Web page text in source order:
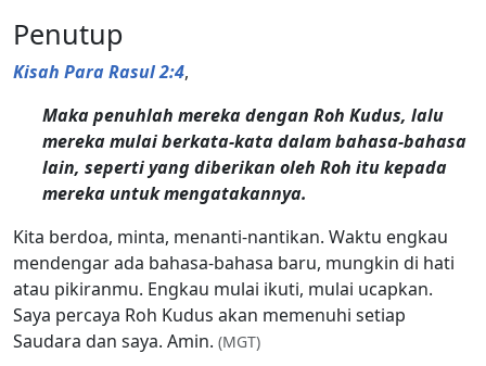
Penutup
Kisah Para Rasul 2:4,
Maka penuhlah mereka dengan Roh Kudus, lalu
mereka mulai berkata-kata dalam bahasa-bahasa
lain, seperti yang diberikan oleh Roh itu kepada
mereka untuk mengatakannya.
Kita berdoa, minta, menanti-nantikan. Waktu engkau
mendengar ada bahasa-bahasa baru, mungkin di hati
atau pikiranmu. Engkau mulai ikuti, mulai ucapkan.
Saya percaya Roh Kudus akan memenuhi setiap
Saudara dan saya. Amin. (MGT)